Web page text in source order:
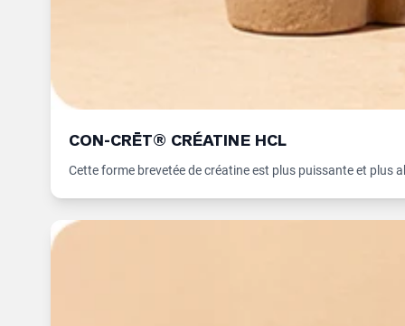
CON-CRĒT® CRÉATINE HCL
Cette forme brevetée de créatine est plus puissante et plus